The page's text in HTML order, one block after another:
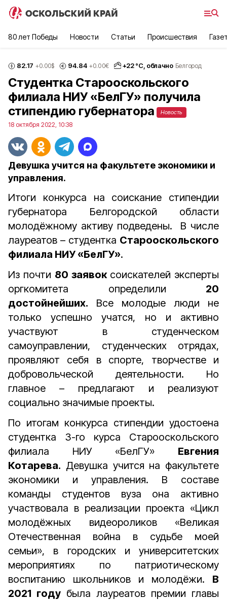
80 лет Победы Новости Статьи Происшествия
82.17 +0.00$ 94.84 +0.00€ +22°С, облачно Белгород
Студентка Старооскольского
филиала НИУ «БелГУ» получила
стипендию губернатора
Новость
18 октября 2022, 10:38
Девушка учится на факультете экономики и
управления.
Итоги конкурса на соискание стипендии
губернатора Белгородской области
молодёжному активу подведены. В числе
лауреатов – студентка Старооскольского
филиала НИУ «БелГУ».
Из почти 80 заявок соискателей эксперты
оргкомитета определили 20
достойнейших. Все молодые люди не
только успешно учатся, но и активно
участвуют в студенческом
самоуправлении, студенческих отрядах,
проявляют себя в спорте, творчестве и
добровольческой деятельности. Но
главное – предлагают и реализуют
социально значимые проекты.
По итогам конкурса стипендии удостоена
студентка 3-го курса Старооскольского
филиала НИУ «БелГУ» Евгения
Котарева. Девушка учится на факультете
экономики и управления. В составе
команды студентов вуза она активно
участвовала в реализации проекта «Цикл
молодёжных видеороликов «Великая
Отечественная война в судьбе моей
семьи», в городских и университетских
мероприятиях по патриотическому
воспитанию школьников и молодёжи. В
2021 году была лауреатов премии главы